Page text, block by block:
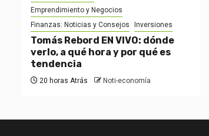
Emprendimiento y Negocios
Finanzas: Noticias y Consejos
Inversiones
Tomás Rebord EN VIVO: dónde
verlo, a qué hora y por qué es
tendencia
20 horas Atrás Noti-economía